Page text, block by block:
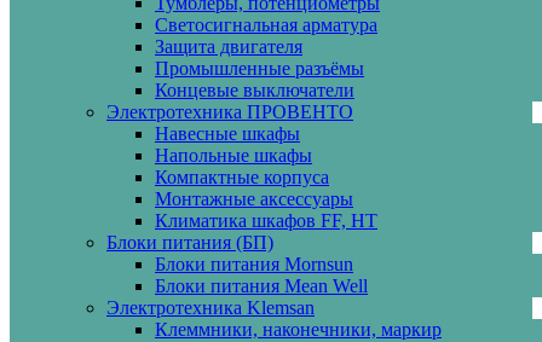
Светосигнальная арматура
Защита двигателя
Промышленные разъёмы
Концевые выключатели
Электротехника ПРОВЕНТО
Навесные шкафы
Напольные шкафы
Компактные корпуса
Монтажные аксессуары
Климатика шкафов FF, HT
Блоки питания (БП)
Блоки питания Mornsun
Блоки питания Mean Well
Электротехника Klemsan
Клеммники, наконечники, маркир